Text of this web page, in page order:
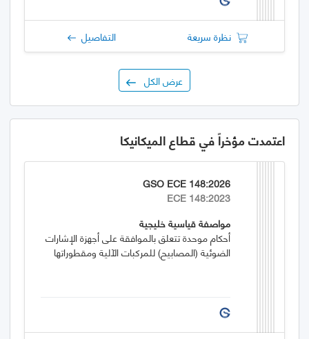
نظرة سريعة التفاصيل
عرض الكل
اعتمدت مؤخراً في قطاع الميكانيكا
GSO ECE 148:2026
ECE 148:2023
مواصفة قياسية خليجية
أحكام موحدة تتعلق بالموافقة على أجهزة الإشارات
الضوئية (المصابيح) للمركبات الآلية ومقطوراتها